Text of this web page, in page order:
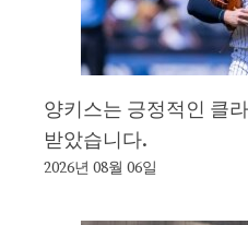
양키스는 긍정적인 클
받았습니다.
2026년 08월 06일